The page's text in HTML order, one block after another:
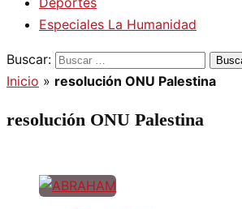
Especiales La Humanidad
Buscar:
Inicio » resolución ONU Palestina
resolución ONU Palestina